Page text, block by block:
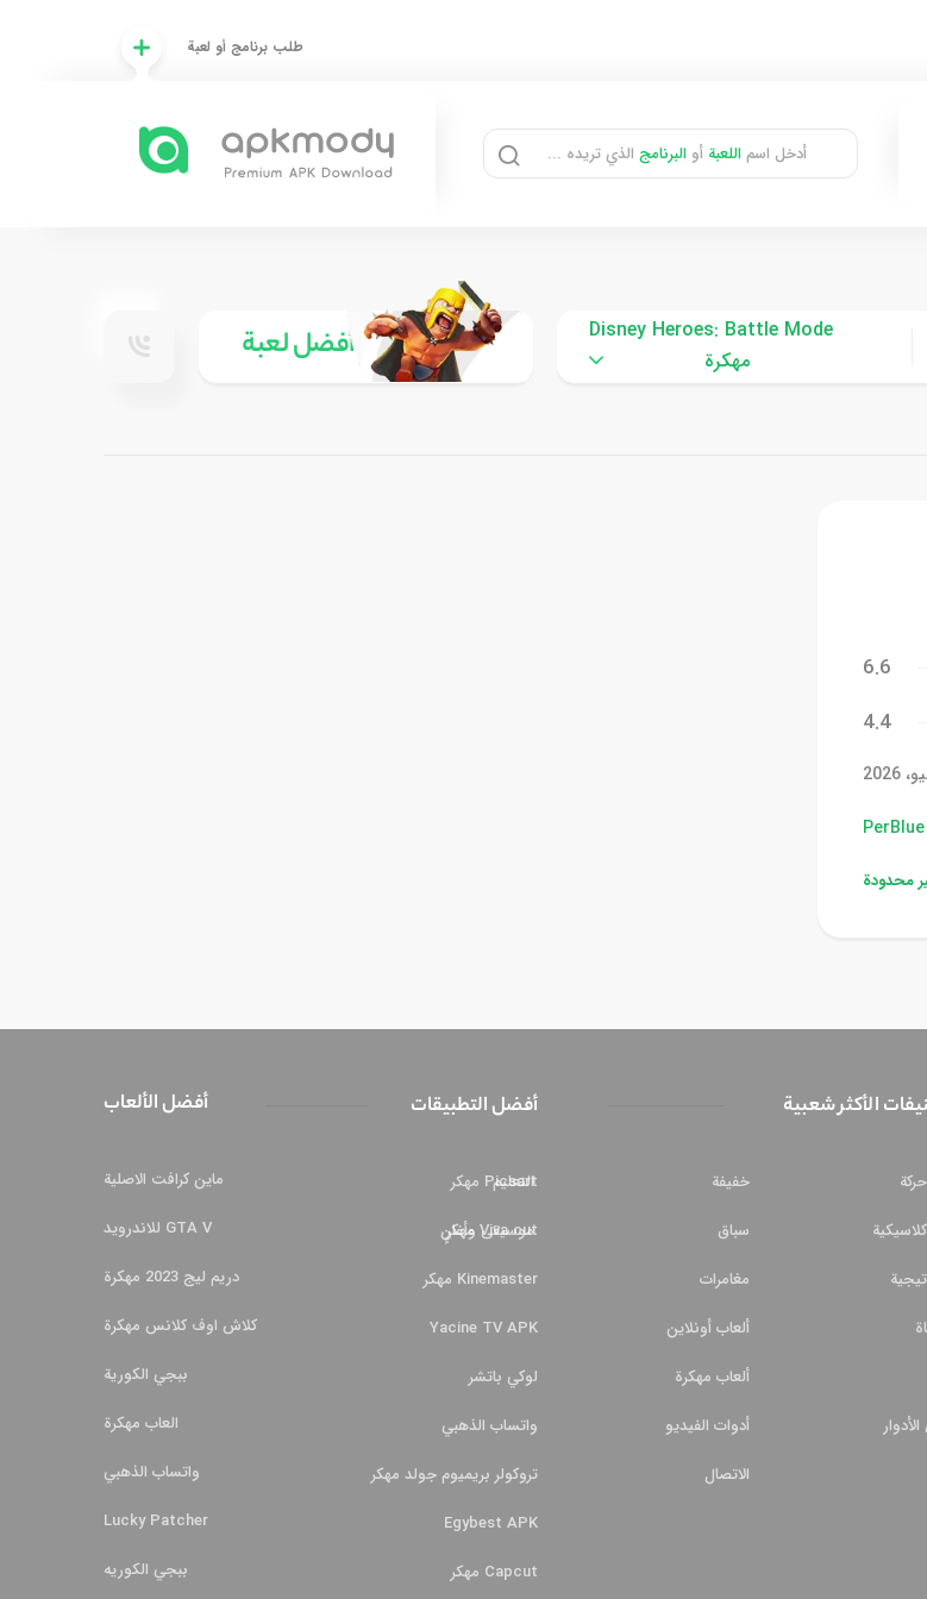
طلب برنامج أو لعبة
أدخل اسم اللعبة أو البرنامج الذي تريده ...
Disney Heroes: Battle Mode
مهكرة
20 أفضل لعبة
6.6
4.4
محدودة
الأكثر شعبية
خفيفة
سباق
مغامرات
ألعاب أونلاين
ألعاب مهكرة
أدوات الفيديو
الاتصال
التعليم
موسيقى وأغانٍ
أفضل التطبيقات
Picsart مهكر
Viva cut مهكر
Kinemaster مهكر
Yacine TV APK
لوكي باتشر
واتساب الذهبي
تروكولر بريميوم جولد مهكر
Egybest APK
Capcut مهكر
أفضل الألعاب
ماين كرافت الاصلية
GTA V للاندرويد
دريم ليج 2023 مهكرة
كلاش اوف كلانس مهكرة
ببجي الكورية
العاب مهكرة
واتساب الذهبي
Lucky Patcher
ببجي الكوريه